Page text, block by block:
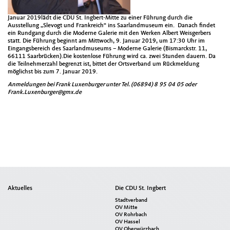
Januar 2019lädt die CDU St. Ingbert-Mitte zu einer Führung durch die
Ausstellung „Slevogt und Frankreich“ ins Saarlandmuseum ein. Danach findet
ein Rundgang durch die Moderne Galerie mit den Werken Albert Weisgerbers
statt. Die Führung beginnt am Mittwoch, 9. Januar 2019, um 17:30 Uhr im
Eingangsbereich des Saarlandmuseums – Moderne Galerie (Bismarckstr. 11,
66111 Saarbrücken).Die kostenlose Führung wird ca. zwei Stunden dauern. Da
die Teilnehmerzahl begrenzt ist, bittet der Ortsverband um Rückmeldung
möglichst bis zum 7. Januar 2019.
Anmeldungen bei Frank Luxenburger unter Tel. (06894) 8 95 04 05 oder
Frank.Luxenburger@gmx.de
Seitenübersicht
Aktuelles Die CDU St. Ingbert
Stadtverband
OV Mitte
OV Rohrbach
OV Hassel